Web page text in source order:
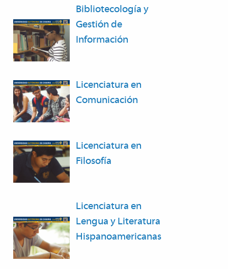
Bibliotecología y
Gestión de
Información
Licenciatura en
Comunicación
Licenciatura en
Filosofía
Licenciatura en
Lengua y Literatura
Hispanoamericanas